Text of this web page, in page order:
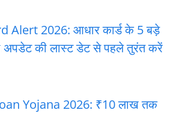
Alert 2026: आधार कार्ड के 5 बड़े
अपडेट की लास्ट डेट से पहले तुरंत करें
Yojana 2026: ₹10 लाख तक